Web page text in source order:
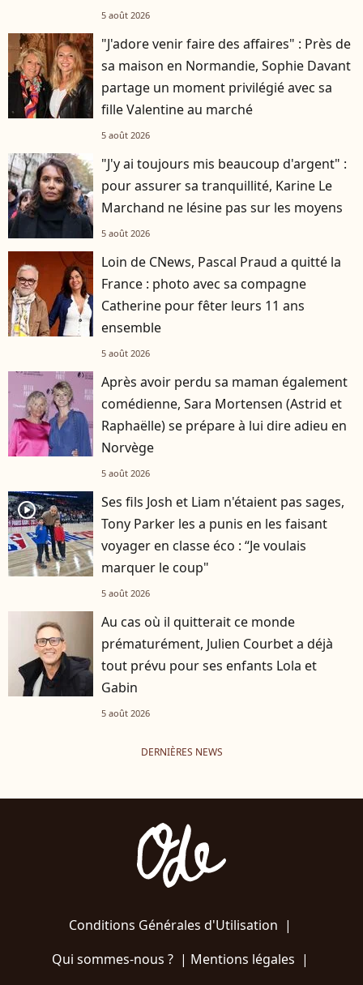
5 août 2026
"J'adore venir faire des affaires" : Près de
sa maison en Normandie, Sophie Davant
partage un moment privilégié avec sa
fille Valentine au marché
5 août 2026
"J'y ai toujours mis beaucoup d'argent" :
pour assurer sa tranquillité, Karine Le
Marchand ne lésine pas sur les moyens
5 août 2026
Loin de CNews, Pascal Praud a quitté la
France : photo avec sa compagne
Catherine pour fêter leurs 11 ans
ensemble
5 août 2026
Après avoir perdu sa maman également
comédienne, Sara Mortensen (Astrid et
Raphaëlle) se prépare à lui dire adieu en
Norvège
5 août 2026
player2
Ses fils Josh et Liam n'étaient pas sages,
Tony Parker les a punis en les faisant
voyager en classe éco : “Je voulais
marquer le coup"
5 août 2026
Au cas où il quitterait ce monde
prématurément, Julien Courbet a déjà
tout prévu pour ses enfants Lola et
Gabin
5 août 2026
DERNIÈRES NEWS
Conditions Générales d'Utilisation |
Qui sommes-nous ?| Mentions légales |